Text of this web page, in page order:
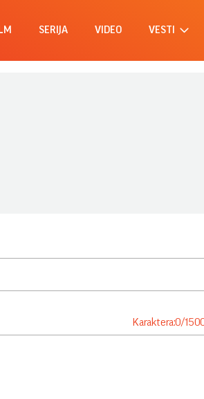
SERIJA VIDEO VESTI
Karaktera:0/